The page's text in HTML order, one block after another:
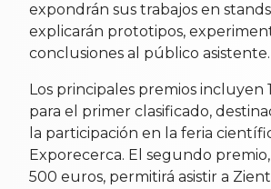
expondrán sus trabajos en
explicarán prototipos,
conclusiones al público asistente.
Los principales premios incluyen
para el primer clasificado,
la participación en la feria
Exporecerca. El segundo
500 euros, permitirá asistir a